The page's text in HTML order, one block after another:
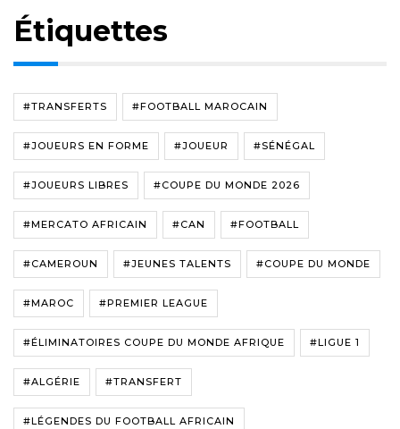
Étiquettes
#TRANSFERTS #FOOTBALL MAROCAIN
#JOUEURS EN FORME #JOUEUR #SÉNÉGAL
#JOUEURS LIBRES #COUPE DU MONDE 2026
#MERCATO AFRICAIN #CAN #FOOTBALL
#CAMEROUN #JEUNES TALENTS #COUPE DU MONDE
#MAROC #PREMIER LEAGUE
#ÉLIMINATOIRES COUPE DU MONDE AFRIQUE #LIGUE 1
#ALGÉRIE #TRANSFERT
#LÉGENDES DU FOOTBALL AFRICAIN